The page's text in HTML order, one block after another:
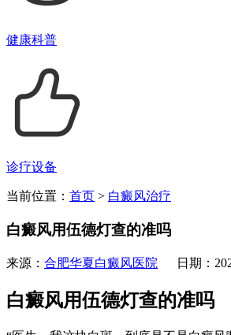
健康科普
诊疗设备
当前位置： 首页 > 白癜风治疗
白癜风用伍德灯查的准吗
来源： 合肥华夏白癜风医院 日期：
白癜风用伍德灯查的准吗